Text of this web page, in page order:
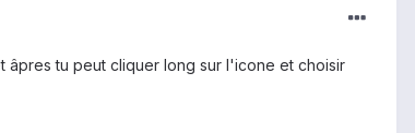
tu peut cliquer long sur l'icone et choisir